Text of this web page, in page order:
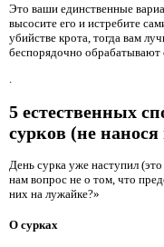
Это ваши единственные
высосите его и истребите
убийстве крота, тогда вам
беспорядочно
.
5 естественных
сурков (не
День сурка уже наступил
нам вопрос не о том, что
них на лужайке?»
О сурках